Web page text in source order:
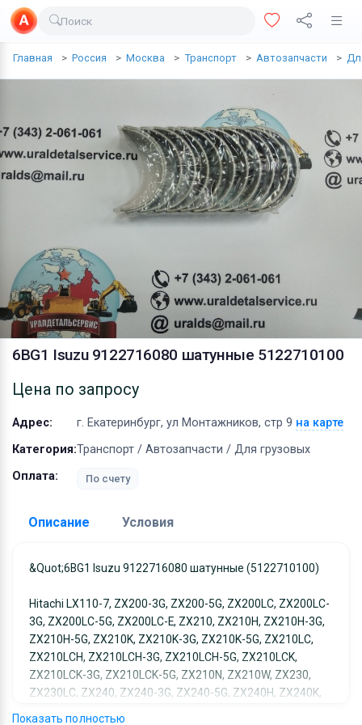
Поиск
Главная Россия Москва Транспорт Автозапчасти
6BG1 Isuzu 9122716080 шатунные 5122710100
Цена по запросу
Адрес: г. Екатеринбург, ул Монтажников, стр 9 на карте
Категория:Транспорт / Автозапчасти / Для грузовых
Оплата:
По счету
Описание Условия
&quot;6BG1 Isuzu 9122716080 шатунные (5122710100)
Hitachi LX110-7, ZX200-3G, ZX200-5G, ZX200LC, ZX200LC-
3G, ZX200LC-5G, ZX200LC-E, ZX210, ZX210H, ZX210H-3G,
ZX210H-5G, ZX210K, ZX210K-3G, ZX210K-5G, ZX210LC,
ZX210LCH, ZX210LCH-3G, ZX210LCH-5G, ZX210LCK,
ZX210LCK-3G, ZX210LCK-5G, ZX210N, ZX210W, ZX230,
ZX230LC, ZX240, ZX240-3G, ZX240-5G, ZX240H, ZX240K,
Показать полностью
Доставка:
Монтажников, стр 9
Условия и гарантии:
Отправка товара осуществляется в течение 2-х
после получения оплаты и отправляются через UPS
отслеживанием местоположения посылки и
без обязательной подписи. При выборе доставки
Доставка еды
Услуги
Личные вещи
Одежда и обувь
Все для дома
Хобби и отдых
Животные
Материалы